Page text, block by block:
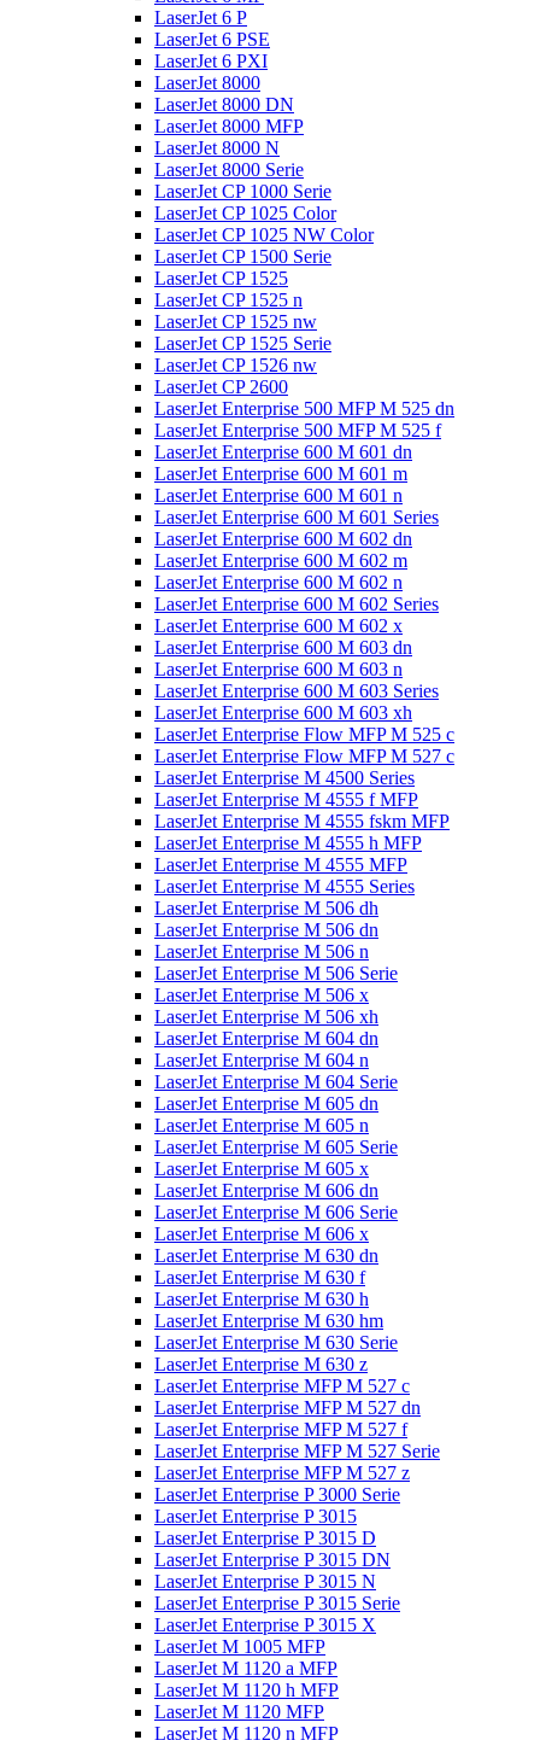
LaserJet 6 P
LaserJet 6 PSE
LaserJet 6 PXI
LaserJet 8000
LaserJet 8000 DN
LaserJet 8000 MFP
LaserJet 8000 N
LaserJet 8000 Serie
LaserJet CP 1000 Serie
LaserJet CP 1025 Color
LaserJet CP 1025 NW Color
LaserJet CP 1500 Serie
LaserJet CP 1525
LaserJet CP 1525 n
LaserJet CP 1525 nw
LaserJet CP 1525 Serie
LaserJet CP 1526 nw
LaserJet CP 2600
LaserJet Enterprise 500 MFP M 525 dn
LaserJet Enterprise 500 MFP M 525 f
LaserJet Enterprise 600 M 601 dn
LaserJet Enterprise 600 M 601 m
LaserJet Enterprise 600 M 601 n
LaserJet Enterprise 600 M 601 Series
LaserJet Enterprise 600 M 602 dn
LaserJet Enterprise 600 M 602 m
LaserJet Enterprise 600 M 602 n
LaserJet Enterprise 600 M 602 Series
LaserJet Enterprise 600 M 602 x
LaserJet Enterprise 600 M 603 dn
LaserJet Enterprise 600 M 603 n
LaserJet Enterprise 600 M 603 Series
LaserJet Enterprise 600 M 603 xh
LaserJet Enterprise Flow MFP M 525 c
LaserJet Enterprise Flow MFP M 527 c
LaserJet Enterprise M 4500 Series
LaserJet Enterprise M 4555 f MFP
LaserJet Enterprise M 4555 fskm MFP
LaserJet Enterprise M 4555 h MFP
LaserJet Enterprise M 4555 MFP
LaserJet Enterprise M 4555 Series
LaserJet Enterprise M 506 dh
LaserJet Enterprise M 506 dn
LaserJet Enterprise M 506 n
LaserJet Enterprise M 506 Serie
LaserJet Enterprise M 506 x
LaserJet Enterprise M 506 xh
LaserJet Enterprise M 604 dn
LaserJet Enterprise M 604 n
LaserJet Enterprise M 604 Serie
LaserJet Enterprise M 605 dn
LaserJet Enterprise M 605 n
LaserJet Enterprise M 605 Serie
LaserJet Enterprise M 605 x
LaserJet Enterprise M 606 dn
LaserJet Enterprise M 606 Serie
LaserJet Enterprise M 606 x
LaserJet Enterprise M 630 dn
LaserJet Enterprise M 630 f
LaserJet Enterprise M 630 h
LaserJet Enterprise M 630 hm
LaserJet Enterprise M 630 Serie
LaserJet Enterprise M 630 z
LaserJet Enterprise MFP M 527 c
LaserJet Enterprise MFP M 527 dn
LaserJet Enterprise MFP M 527 f
LaserJet Enterprise MFP M 527 Serie
LaserJet Enterprise MFP M 527 z
LaserJet Enterprise P 3000 Serie
LaserJet Enterprise P 3015
LaserJet Enterprise P 3015 D
LaserJet Enterprise P 3015 DN
LaserJet Enterprise P 3015 N
LaserJet Enterprise P 3015 Serie
LaserJet Enterprise P 3015 X
LaserJet M 1005 MFP
LaserJet M 1120 a MFP
LaserJet M 1120 h MFP
LaserJet M 1120 MFP
LaserJet M 1120 n MFP